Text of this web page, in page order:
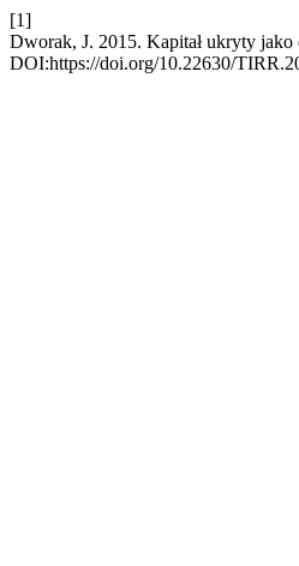
[1]
Dworak, J. 2015. Kapitał ukryty
DOI:https://doi.org/10.22630/